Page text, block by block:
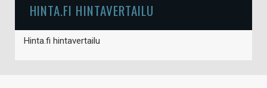
HINTA.FI HINTAVERTAILU
Hinta.fi hintavertailu